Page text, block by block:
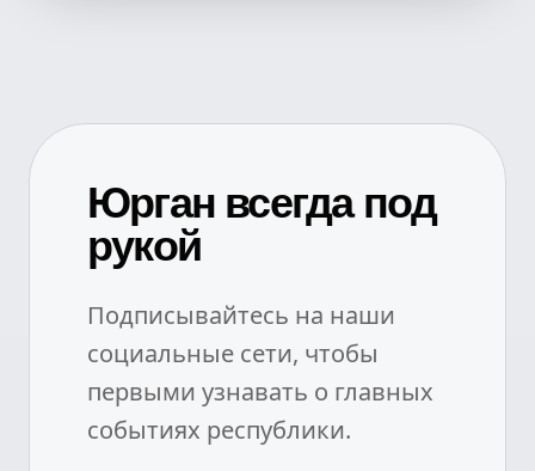
Юрган всегда под
рукой
Подписывайтесь на наши
социальные сети, чтобы
первыми узнавать о главных
событиях республики.